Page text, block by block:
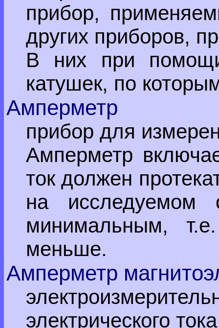
прибор,
других приборов,
В них при помощи
катушек, по
Амперметр
прибор для
Амперметр
ток должен
на исследуемом
минимальным,
меньше.
Амперметр
электрического